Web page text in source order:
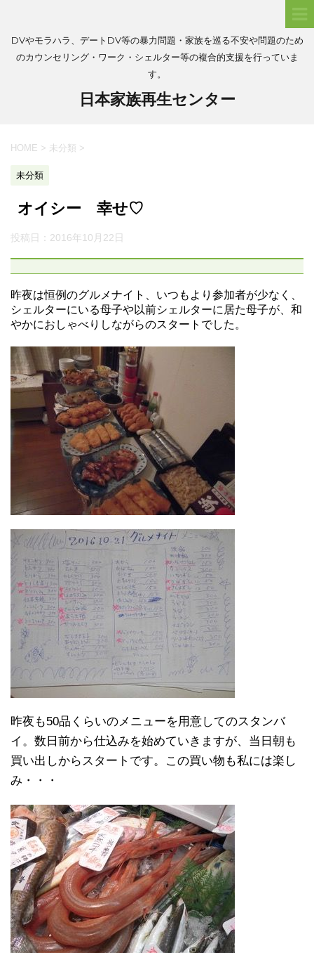
DVやモラハラ、デートDV等の暴力問題・家族を巡る不安や問題のため
のカウンセリング・ワーク・シェルター等の複合的支援を行っていま
す。
日本家族再生センター
HOME > 未分類 >
未分類
オイシー 幸せ♡
投稿日： 2016年10月22日
昨夜は恒例のグルメナイト、いつもより参加者が少なく、
シェルターにいる母子や以前シェルターに居た母子が、和
やかにおしゃべりしながらのスタートでした。
昨夜も50品くらいのメニューを用意してのスタンバ
イ。数日前から仕込みを始めていきますが、当日朝も
買い出しからスタートです。この買い物も私には楽し
み・・・